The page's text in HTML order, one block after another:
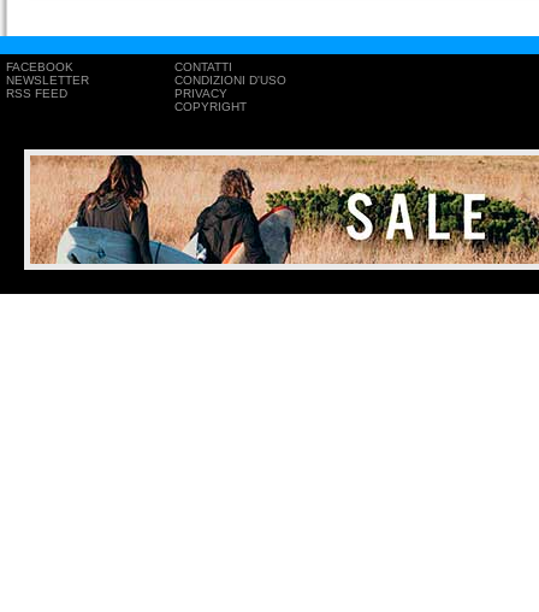
FACEBOOK
NEWSLETTER
RSS FEED
CONTATTI
CONDIZIONI D'USO
PRIVACY
COPYRIGHT